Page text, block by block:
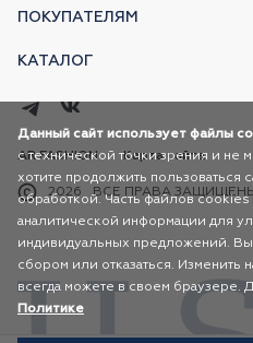
ПОКУПАТЕЛЯМ
КАТАЛОГ
2026 ВСЕ ПРАВА ЗАЩИЩЕНЫ
AR FASHION Карта сайта
Данный сайт использует файлы
с технической точки зрения и не
хотите продолжить пользоваться
обработкой. Часть файлов
аналитической информации для
индивидуальных предложений. Вы
сбором или отказаться. Изменить
всегда можете в своем браузере.
Политике